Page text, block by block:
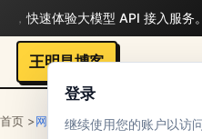
登录
继续使用您的账户以访
快速体验大模型 API 接入服务。
王明昌博客
首页 >网站技术